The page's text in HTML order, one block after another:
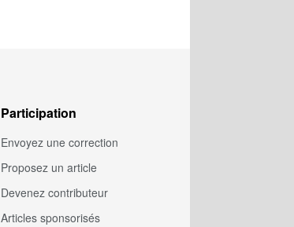
Participation
Envoyez une correction
Proposez un article
Devenez contributeur
Articles sponsorisés